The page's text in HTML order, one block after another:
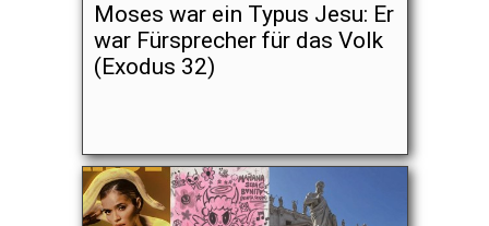
Moses war ein Typus Jesu: Er
war Fürsprecher für das Volk
(Exodus 32)